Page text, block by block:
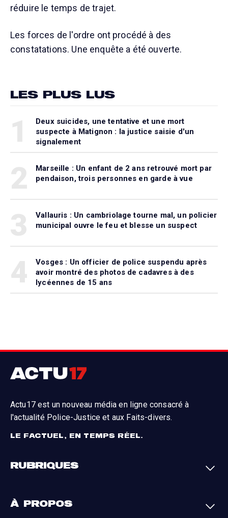
réduire le temps de trajet.
Les forces de l'ordre ont procédé à des
constatations. Une enquête a été ouverte.
LES PLUS LUS
Deux suicides, une tentative et une mort
suspecte à Matignon : la justice saisie d'un
signalement
Marseille : Un enfant de 2 ans retrouvé mort par
pendaison, trois personnes en garde à vue
Vallauris : Un cambriolage tourne mal, un policier
municipal ouvre le feu et blesse un suspect
Vosges : Un officier de police suspendu après
avoir montré des photos de cadavres à des
lycéennes de 15 ans
Actu17 est un nouveau média en ligne consacré à
l'actualité Police-Justice et aux Faits-divers.
LE FACTUEL, EN TEMPS RÉEL.
RUBRIQUES
À PROPOS